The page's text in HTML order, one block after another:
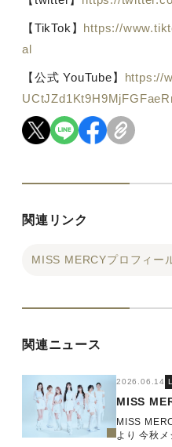
【TikTok 】 https://
al
【公式 YouTube】 https://
関連リンク
MISS MERCYプロフィー
関連ニュース
2026.06.14
MISS
MISS
より 今秋